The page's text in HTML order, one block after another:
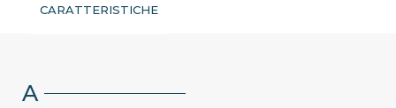
CARATTERISTICHE
A